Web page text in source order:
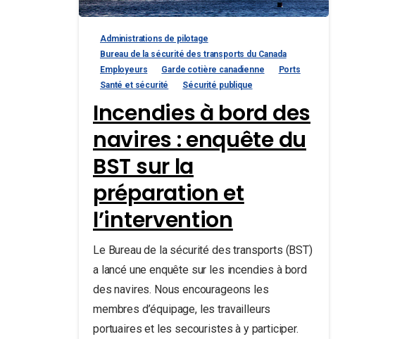
Administrations de pilotage
Bureau de la sécurité des transports du Canada
Employeurs
Garde cotière canadienne
Ports
Santé et sécurité
Sécurité publique
Incendies à bord des
navires : enquête du
BST sur la
préparation et
l’intervention
Le Bureau de la sécurité des transports (BST)
a lancé une enquête sur les incendies à bord
des navires. Nous encourageons les
membres d’équipage, les travailleurs
portuaires et les secouristes à y participer.